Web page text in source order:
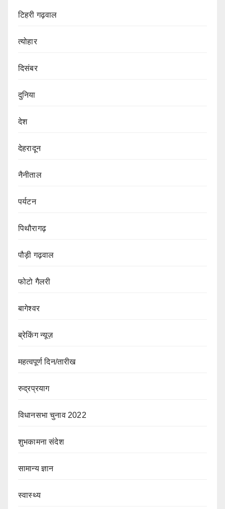
टिहरी गढ़वाल
त्योहार
दिसंबर
दुनिया
देश
देहरादून
नैनीताल
पर्यटन
पिथौरागढ़
पौड़ी गढ़वाल
फोटो गैलरी
बागेश्वर
ब्रेकिंग न्यूज़
महत्वपूर्ण दिन/तारीख
रुद्रप्रयाग
विधानसभा चुनाव 2022
शुभकामना संदेश
सामान्य ज्ञान
स्वास्थ्य